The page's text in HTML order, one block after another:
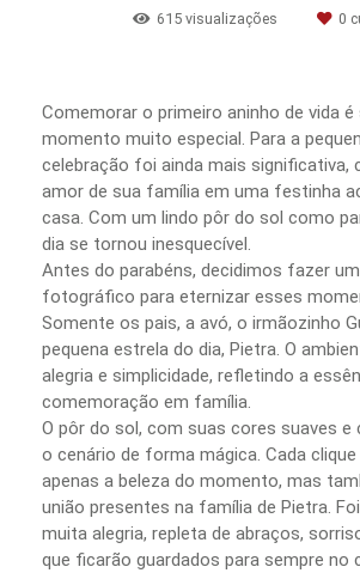
615visualizações 0
Comemorar o primeiro aninho de vida é
momento muito especial. Para a
celebração foi ainda mais significativa,
amor de sua família em uma festinha
casa. Com um lindo pôr do sol como
dia se tornou inesquecível.
Antes do parabéns, decidimos fazer
fotográfico para eternizar esses
Somente os pais, a avó, o irmãozinho
pequena estrela do dia, Pietra. O
alegria e simplicidade, refletindo a
comemoração em família.
O pôr do sol, com suas cores suaves e
o cenário de forma mágica. Cada
apenas a beleza do momento, mas
união presentes na família de Pietra.
muita alegria, repleta de abraços,
que ficarão guardados para sempre no